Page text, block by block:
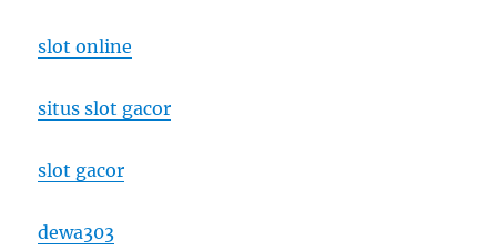
slot online
situs slot gacor
slot gacor
dewa303